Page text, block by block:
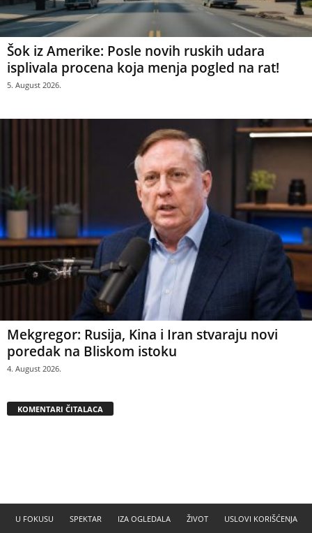
Šok iz Amerike: Posle novih ruskih udara
isplivala procena koja menja pogled na rat!
5. August 2026.
Mekgregor: Rusija, Kina i Iran stvaraju novi
poredak na Bliskom istoku
4. August 2026.
KOMENTARI ČITALACA
U FOKUSU SPEKTAR IZA OGLEDALA ŽIVOT
USLOVI KORIŠĆENJA